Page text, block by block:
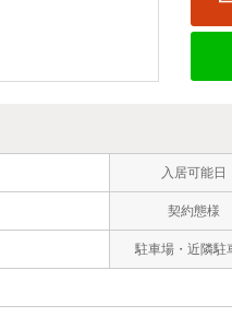
入居可能日
契約態様
駐車場・近隣駐